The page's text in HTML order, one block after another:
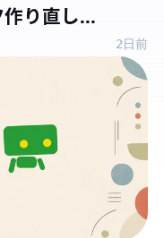
り直し...
2日前